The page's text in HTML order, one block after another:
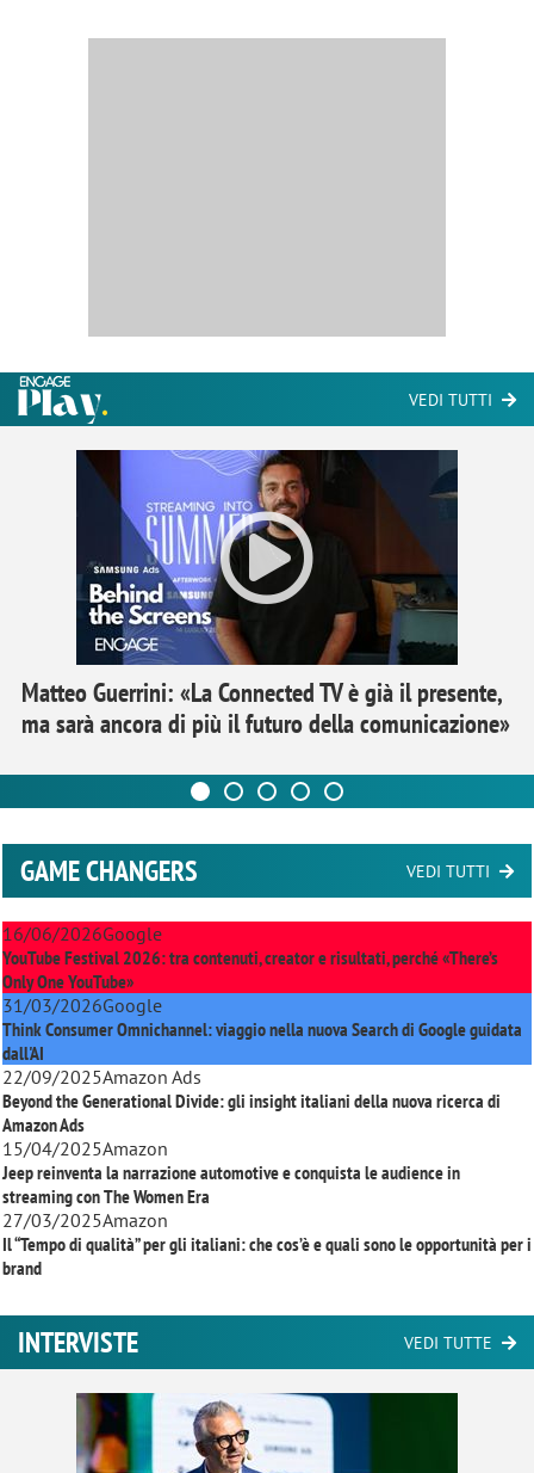
VEDI TUTTI
Matteo Guerrini: «La Connected TV è già il presente,
ma sarà ancora di più il futuro della comunicazione»
GAME CHANGERS VEDI TUTTI
16/06/2026Google
YouTube Festival 2026: tra contenuti, creator e risultati, perché «There’s
Only One YouTube»
31/03/2026Google
Think Consumer Omnichannel: viaggio nella nuova Search di Google guidata
dall'AI
22/09/2025Amazon Ads
Beyond the Generational Divide: gli insight italiani della nuova ricerca di
Amazon Ads
15/04/2025Amazon
Jeep reinventa la narrazione automotive e conquista le audience in
streaming conThe Women Era
27/03/2025Amazon
Il “Tempo di qualità” per gli italiani: che cos’è e quali sono le opportunità per i
brand
INTERVISTE VEDI TUTTE